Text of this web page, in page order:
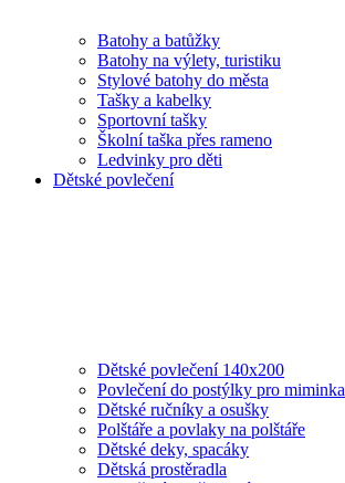
Batohy a batůžky
Batohy na výlety, turistiku
Stylové batohy do města
Tašky a kabelky
Sportovní tašky
Školní taška přes rameno
Ledvinky pro děti
Dětské povlečení
Dětské povlečení 140x200
Povlečení do postýlky pro miminka
Dětské ručníky a osušky
Polštáře a povlaky na polštáře
Dětské deky, spacáky
Dětská prostěradla